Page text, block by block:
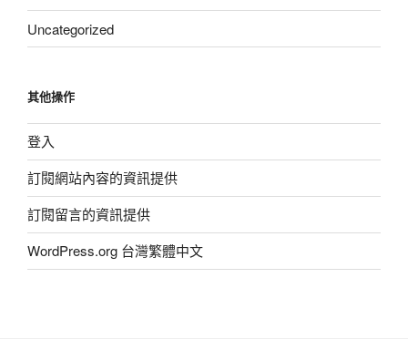
Uncategorized
其他操作
登入
訂閱網站內容的資訊提供
訂閱留言的資訊提供
WordPress.org 台灣繁體中文